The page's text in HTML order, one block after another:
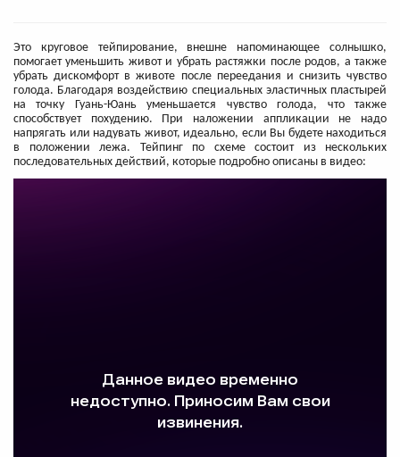
Это круговое тейпирование, внешне напоминающее солнышко,
помогает уменьшить живот и убрать растяжки после родов, а также
убрать дискомфорт в животе после переедания и снизить чувство
голода. Благодаря воздействию специальных эластичных пластырей
на точку Гуань-Юань уменьшается чувство голода, что также
способствует похудению. При наложении аппликации не надо
напрягать или надувать живот, идеально, если Вы будете находиться
в положении лежа. Тейпинг по схеме состоит из нескольких
последовательных действий, которые подробно описаны в видео: